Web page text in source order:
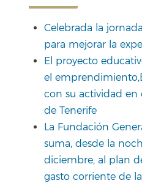
Celebrada la
para mejorar la
El proyecto
el
con su actividad en
de Tenerife
La Fundación
suma, desde la
diciembre, al plan
gasto corriente de